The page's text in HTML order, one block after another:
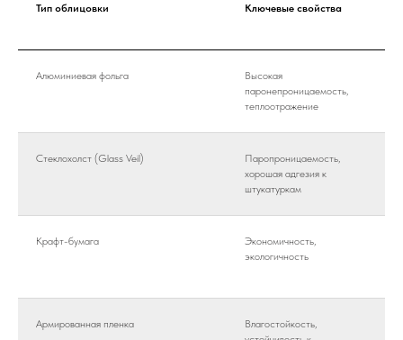
Тип облицовки Ключевые свойства
Алюминиевая фольга
Высокая
паронепроницаемость,
теплоотражение
Стеклохолст (Glass Veil)
Паропроницаемость,
хорошая адгезия к
штукатуркам
Крафт-бумага
Экономичность,
экологичность
Армированная пленка
Влагостойкость,